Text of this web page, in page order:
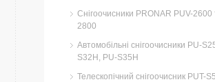
Снігоочисники PRONAR PUV-2600
2800
Автомобільні снігоочисники PU-
S32H, PU-S35H
Телескопічний снігоочисник PUT-